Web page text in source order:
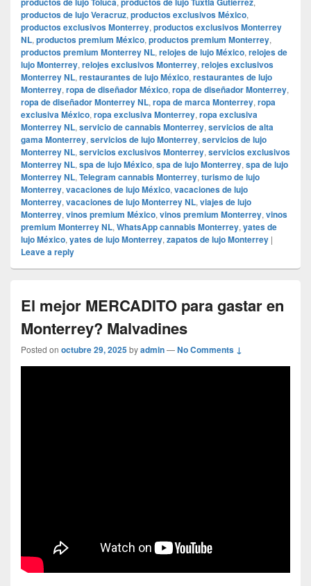
productos de lujo Veracruz, productos exclusivos México,
productos exclusivos Monterrey, productos exclusivos Monterrey
NL, productos premium México, productos premium Monterrey,
productos premium Monterrey NL, relojes de lujo México, relojes de
lujo Monterrey, relojes exclusivos Monterrey, relojes exclusivos
Monterrey NL, restaurantes de lujo México, restaurantes de lujo
Monterrey, ropa de diseñador México, ropa de diseñador Monterrey,
ropa de diseñador Monterrey NL, ropa de marca Monterrey, ropa
exclusiva México, ropa exclusiva Monterrey, ropa exclusiva
Monterrey NL, servicio de cannabis Monterrey, servicios de alta
gama Monterrey, servicios de lujo Monterrey, servicios de lujo
Monterrey NL, servicios exclusivos Monterrey, servicios exclusivos
Monterrey NL, spa de lujo México, spa de lujo Monterrey, spa de lujo
Monterrey NL, Telegram cannabis Monterrey, turismo de lujo
Monterrey, vacaciones de lujo México, vacaciones de lujo
Monterrey, vacaciones de lujo Monterrey NL, viajes de lujo
Monterrey, vinos premium México, vinos premium Monterrey, vinos
premium Monterrey NL, WhatsApp cannabis Monterrey, yates de
lujo México, yates de lujo Monterrey, zapatos de lujo Monterrey |
Leave a reply
El mejor MERCADITO para gastar en
Monterrey? Malvadines
Posted on octubre 29, 2025byadmin—No Comments ↓